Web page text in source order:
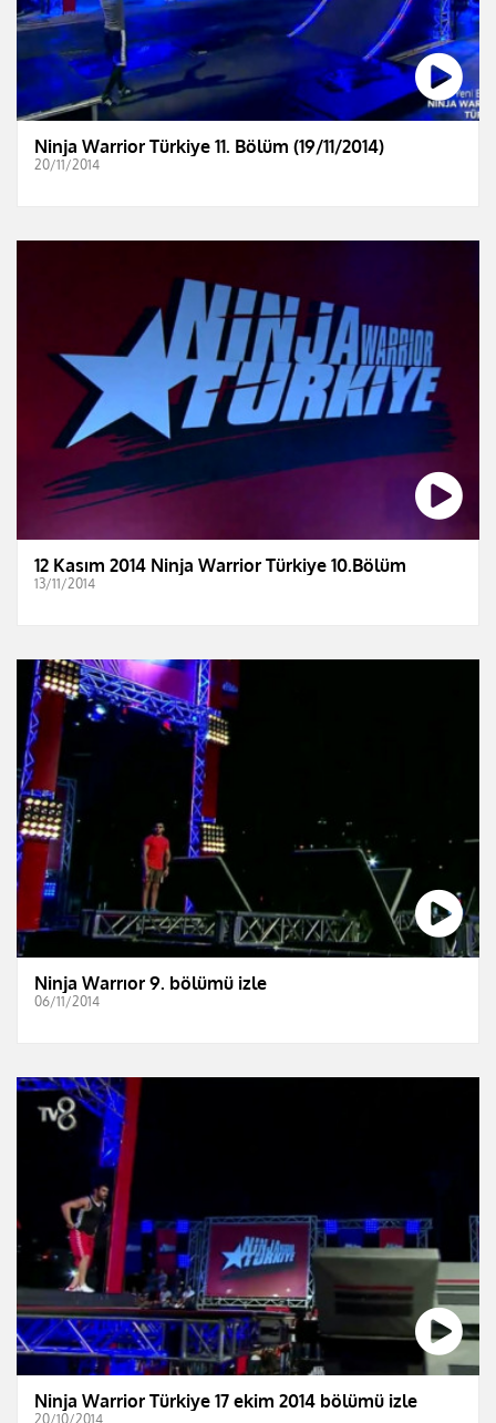
Ninja Warrior Türkiye 11. Bölüm (19/11/2014)
20/11/2014
12 Kasım 2014 Ninja Warrior Türkiye 10.Bölüm
13/11/2014
Ninja Warrıor 9. bölümü izle
06/11/2014
Ninja Warrior Türkiye 17 ekim 2014 bölümü izle
20/10/2014